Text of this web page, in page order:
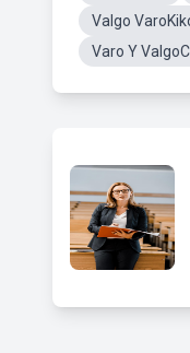
Valgo
Varo Y